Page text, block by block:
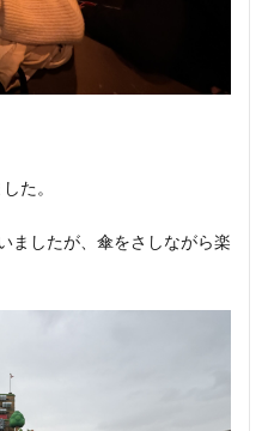
た。
ましたが、傘をさしながら楽